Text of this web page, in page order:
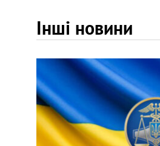
Інші новини